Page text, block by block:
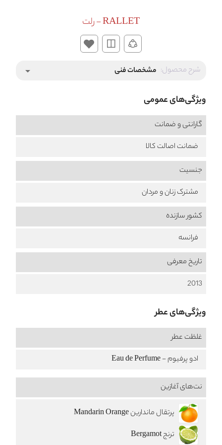
RALLET - رلت
شرح محصول: مشخصات فنی arrow_drop_down
ویژگی‌های عمومی
گارانتی و ضمانت
ضمانت اصالت کالا
جنسیت
مشترک زنان و مردان
کشور سازنده
فرانسه
تاریخ معرفی
2013
ویژگی‌های عطر
غلظت عطر
ادو پرفیوم - Eau de Perfume
نت‌های آغازین
پرتقال ماندارین Mandarin Orange
ترنج Bergamot